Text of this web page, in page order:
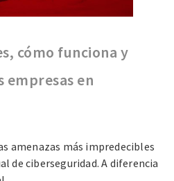
cómo funciona y
empresas en
amenazas más impredecibles
de ciberseguridad. A diferencia